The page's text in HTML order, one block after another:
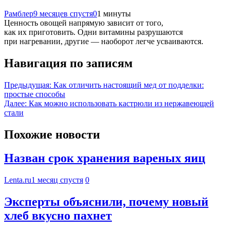
Рамблер9 месяцев спустя01 минуты
Ценность овощей напрямую зависит от того,
как их приготовить. Одни витамины разрушаются
при нагревании, другие — наоборот легче усваиваются.
Навигация по записям
Предыдущая: Как отличить настоящий мед от подделки:
простые способы
Далее: Как можно использовать кастрюли из нержавеющей
стали
Похожие новости
Назван срок хранения вареных яиц
Lenta.ru1 месяц спустя 0
Эксперты объяснили, почему новый
хлеб вкусно пахнет